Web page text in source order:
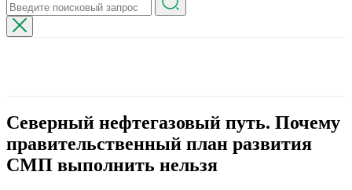
Северный нефтегазовый путь. Почему
правительственный план развития
СМП выполнить нельзя